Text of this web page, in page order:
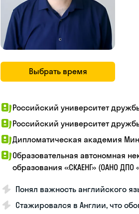
Выбрать время
Российский университет
Российский университет
Дипломатическая академия
Образовательная автономная
образования «СКАЕНГ» (ОАНО ДПО
Понял важность английского
Стажировался в Англии, что